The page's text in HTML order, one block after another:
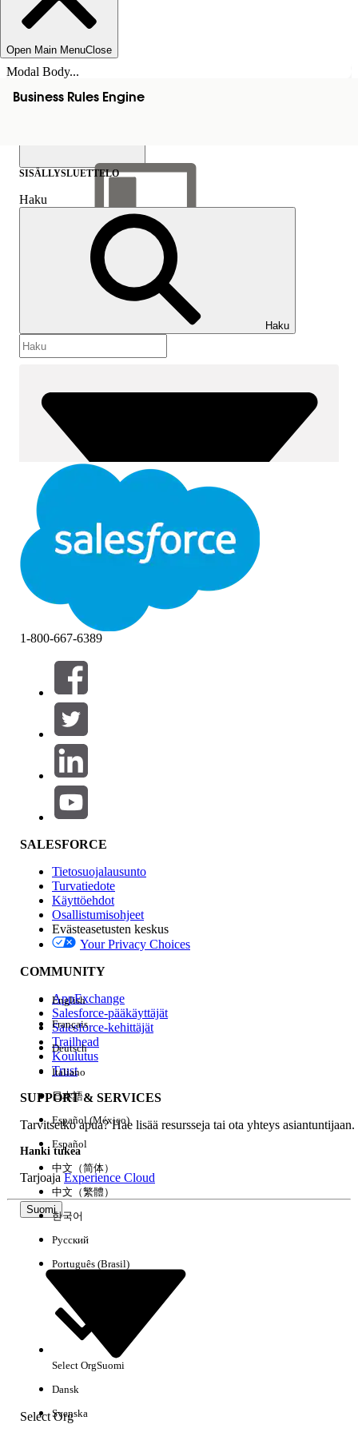
Open Main MenuClose
Modal Body...
Business Rules Engine
Näytä sisällysluettelo
Sisällysluettelo
SISÄLLYSLUETTELO
Haku
Haku
Suodattimet (0)
VALITSE SUODATTIMET
Tuotealue
Ominaisuuden vaikutus
Edition
Kokemus
Tyhjennä kaikki Valmis
Tarkista avainsanojesi oikeinkirjoitus.
1-800-667-6389
SALESFORCE
Tietosuojalausunto
Turvatiedote
Käyttöehdot
Osallistumisohjeet
Evästeasetusten keskus
Your Privacy Choices
COMMUNITY
AppExchange
Salesforce-pääkäyttäjät
Salesforce-kehittäjät
Trailhead
Koulutus
Trust
SUPPORT & SERVICES
Tarvitsetko apua? Hae lisää resursseja tai ota yhteys asiantuntijaan.
Hanki tukea
TarjoajaExperience Cloud
Suomi
Select Org
English
Français
Deutsch
Italiano
日本語
Español (México)
Español
中文（简体）
中文（繁體）
한국어
Русский
Português (Brasil)
Select OrgSuomi
Dansk
Svenska